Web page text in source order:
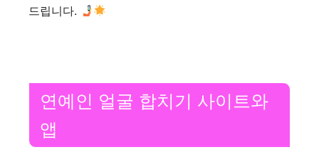
드립니다.
연예인 얼굴 합치기 사이트와
앱